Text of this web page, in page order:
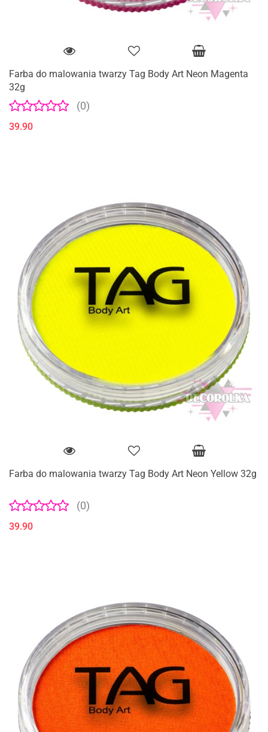
Farba do malowania twarzy Tag Body Art Neon Magenta
32g
(0)
39.90
Farba do malowania twarzy Tag Body Art Neon Yellow 32g
(0)
39.90